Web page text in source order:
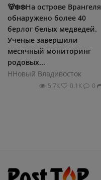
🐻‍❄️❄️На острове Врангеля
обнаружено более 40
берлог белых медведей.
Ученые завершили
месячный мониторинг
родовых...
ННовый Владивосток
5.7К 0.1К 0